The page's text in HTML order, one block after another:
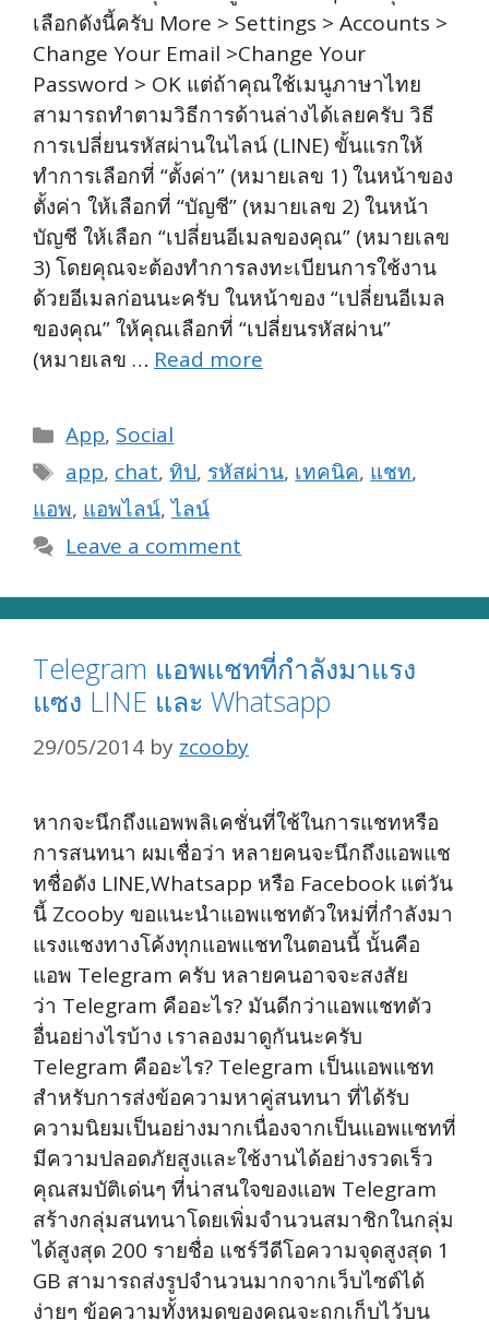
เลือกดังนี้ครับ More > Settings > Accounts >
Change Your Email >Change Your
Password > OK แต่ถ้าคุณใช้เมนูภาษาไทย
สามารถทำตามวิธีการด้านล่างได้เลยครับ วิธี
การเปลี่ยนรหัสผ่านในไลน์ (LINE) ขั้นแรกให้
ทำการเลือกที่ “ตั้งค่า” (หมายเลข 1) ในหน้าของ
ตั้งค่า ให้เลือกที่ “บัญชี” (หมายเลข 2) ในหน้า
บัญชี ให้เลือก “เปลี่ยนอีเมลของคุณ” (หมายเลข
3) โดยคุณจะต้องทำการลงทะเบียนการใช้งาน
ด้วยอีเมลก่อนนะครับ ในหน้าของ “เปลี่ยนอีเมล
ของคุณ” ให้คุณเลือกที่ “เปลี่ยนรหัสผ่าน”
(หมายเลข … Read more
Categories
App, Social
Tags
app, chat,ทิป, รหัสผ่าน, เทคนิค, แชท,
แอพ, แอพไลน์,ไลน์
Leave a comment
Telegram แอพแชทที่กำลังมาแรง
แซง LINE และ Whatsapp
29/05/2014 by zcooby
หากจะนึกถึงแอพพลิเคชั่นที่ใช้ในการแชทหรือ
การสนทนา ผมเชื่อว่า หลายคนจะนึกถึงแอพแช
ทชื่อดัง LINE,Whatsapp หรือ Facebook แต่วัน
นี้ Zcooby ขอแนะนำแอพแชทตัวใหม่ที่กำลังมา
แรงแชงทางโค้งทุกแอพแชทในตอนนี้ นั้นคือ
แอพ Telegram ครับ หลายคนอาจจะสงสัย
ว่า Telegram คืออะไร? มันดีกว่าแอพแชทตัว
อื่นอย่างไรบ้าง เราลองมาดูกันนะครับ
Telegram คืออะไร? Telegram เป็นแอพแชท
สำหรับการส่งข้อความหาคู่สนทนา ที่ได้รับ
ความนิยมเป็นอย่างมากเนื่องจากเป็นแอพแชทที่
มีความปลอดภัยสูงและใช้งานได้อย่างรวดเร็ว
คุณสมบัติเด่นๆ ที่น่าสนใจของแอพ Telegram
สร้างกลุ่มสนทนาโดยเพิ่มจำนวนสมาชิกในกลุ่ม
ได้สูงสุด 200 รายชื่อ แชร์วีดีโอความจุดสูงสุด 1
GB สามารถส่งรูปจำนวนมากจากเว็บไซต์ได้
ง่ายๆ ข้อความทั้งหมดของคุณจะถูกเก็บไว้บน